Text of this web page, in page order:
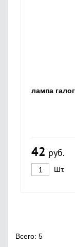
лампа
42 руб.
Шт.
Всего: 5